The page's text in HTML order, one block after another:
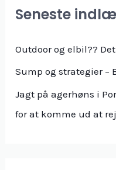
f
e
r
Seneste
Outdoor og elbil??
Sump og strategier –
Jagt på agerhøns i
for at komme ud at